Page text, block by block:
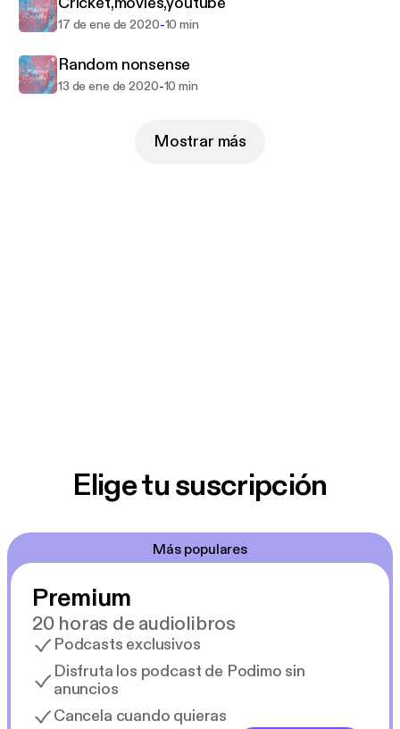
17 de ene de 2020-10 min
Random nonsense
13 de ene de 2020-10 min
Mostrar más
Elige tu suscripción
Más populares
Premium
20 horas de audiolibros
Podcasts exclusivos
Disfruta los podcast de Podimo sin
anuncios
Cancela cuando quieras